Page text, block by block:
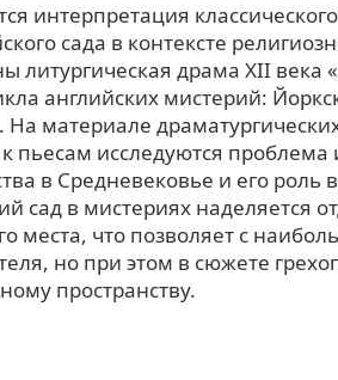
интерпретация
сада в контексте
литургическая драма XII века
английских мистерий:
На материале
пьесам исследуются
в Средневековье и его роль
сад в мистериях наделяется
места, что позволяет с
но при этом в сюжете
пространству.